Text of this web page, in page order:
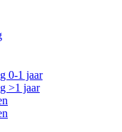
0-1 jaar
>1 jaar